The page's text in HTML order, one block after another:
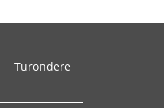
Turondere